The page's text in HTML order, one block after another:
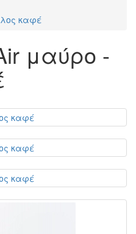
καφέ
μαύρο -